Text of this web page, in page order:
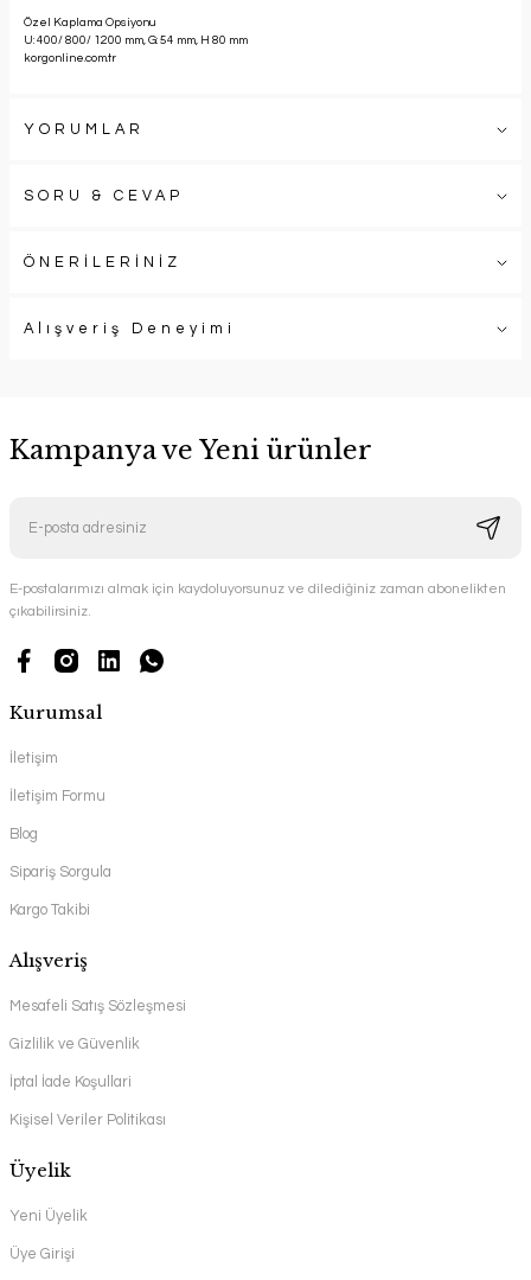
Özel Kaplama Opsiyonu
U: 400/ 800/ 1200 mm, G: 54 mm, H 80 mm
korgonline.com.tr
YORUMLAR
SORU & CEVAP
ÖNERİLERİNİZ
Alışveriş Deneyimi
Kampanya ve Yeni ürünler
E-postalarımızı almak için kaydoluyorsunuz ve dilediğiniz zaman abonelikten
çıkabilirsiniz.
Kurumsal
İletişim
İletişim Formu
Blog
Sipariş Sorgula
Kargo Takibi
Alışveriş
Mesafeli Satış Sözleşmesi
Gizlilik ve Güvenlik
İptal İade Koşullari
Kişisel Veriler Politikası
Üyelik
Yeni Üyelik
Üye Girişi